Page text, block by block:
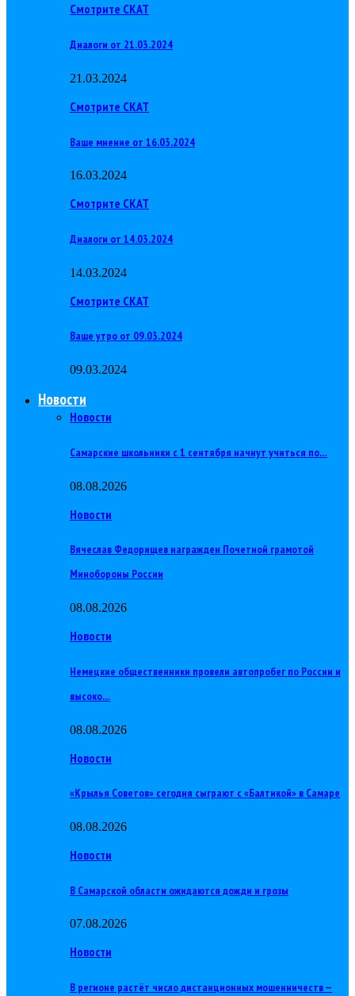
Смотрите СКАТ
Диалоги от 21.03.2024
21.03.2024
Смотрите СКАТ
Ваше мнение от 16.03.2024
16.03.2024
Смотрите СКАТ
Диалоги от 14.03.2024
14.03.2024
Смотрите СКАТ
Ваше утро от 09.03.2024
09.03.2024
Новости
Новости
Самарские школьники с 1 сентября начнут учиться по…
08.08.2026
Новости
Вячеслав Федорищев награжден Почетной грамотой
Минобороны России
08.08.2026
Новости
Немецкие общественники провели автопробег по России и
высоко…
08.08.2026
Новости
«Крылья Советов» сегодня сыграют с «Балтикой» в Самаре
08.08.2026
Новости
В Самарской области ожидаются дожди и грозы
07.08.2026
Новости
В регионе растёт число дистанционных мошенничеств —